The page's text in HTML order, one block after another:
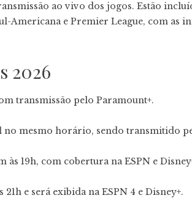
ao vivo dos jogos. Estão
Americana e Premier League, com as
2026
transmissão pelo Paramount+.
mesmo horário, sendo transmitido
19h, com cobertura na ESPN e
e será exibida na ESPN 4 e Disney+.